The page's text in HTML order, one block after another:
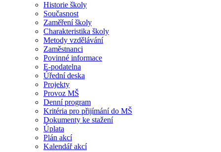
Historie školy
Současnost
Zaměření školy
Charakteristika školy
Metody vzdělávání
Zaměstnanci
Povinné informace
E-podatelna
Úřední deska
Projekty
Provoz MŠ
Denní program
Kritéria pro přijímání do MŠ
Dokumenty ke stažení
Úplata
Plán akcí
Kalendář akcí